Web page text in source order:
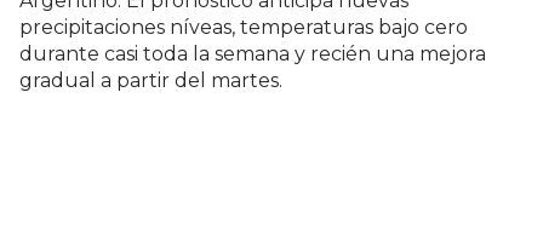
precipitaciones níveas, temperaturas bajo cero
durante casi toda la semana y recién una mejora
gradual a partir del martes.